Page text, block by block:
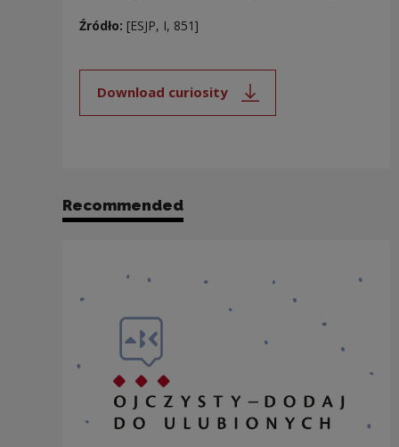
Źródło: [ESJP, I, 851]
Download curiosity
Note, the link will open in a new
Recommended